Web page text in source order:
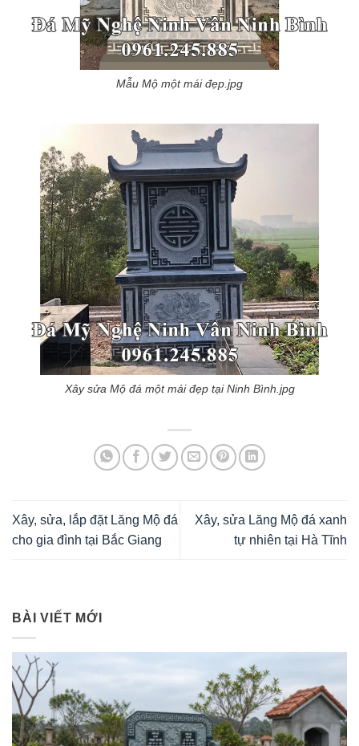
Mẫu Mộ một mái đẹp.jpg
Xây sửa Mộ đá một mái đẹp tại Ninh Bình.jpg
Xây, sửa, lắp đặt Lăng Mộ đá
cho gia đình tại Bắc Giang
Xây, sửa Lăng Mộ đá xanh
tự nhiên tại Hà Tĩnh
BÀI VIẾT MỚI